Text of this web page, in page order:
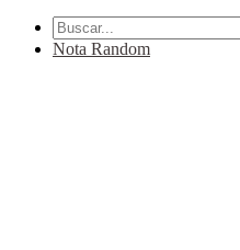
Nota Random